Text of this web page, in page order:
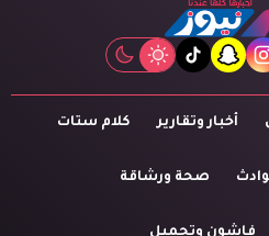
instagram
snapchat
tiktok
أخبار وتقارير كلام ستات
صحة ورشاقة
فاشون وتجميل